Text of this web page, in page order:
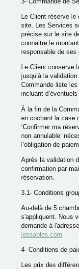
Le Client réserve
site. Les Services
précise sur le site
connaitre le
responsable de
Le Client conserve
jusqu’à la
Commande liste
incluant
À la fin de la
en cochant la case
‘Confirmer ma
non annulable’
l’obligation de
Après la validation
confirmation par
réservation.
3.1- Conditions
Au-delà de 5
s'appliquent. Nous
demande à
lessables.com
4- Conditions de
Les prix des